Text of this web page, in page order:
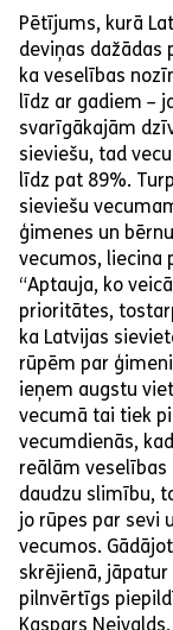
Pētījums, kurā
deviņas
ka veselības
līdz ar gadiem –
svarīgākajām
sieviešu, tad
līdz pat 89%.
sieviešu
ģimenes un
vecumos, liecina
“Aptauja, ko
prioritātes,
ka Latvijas
rūpēm par
ieņem augstu
vecumā tai tiek
vecumdienās,
reālām veselības
daudzu slimību,
jo rūpes par sevi
vecumos.
skrējienā,
pilnvērtīgs
Kaspars Neivalds,